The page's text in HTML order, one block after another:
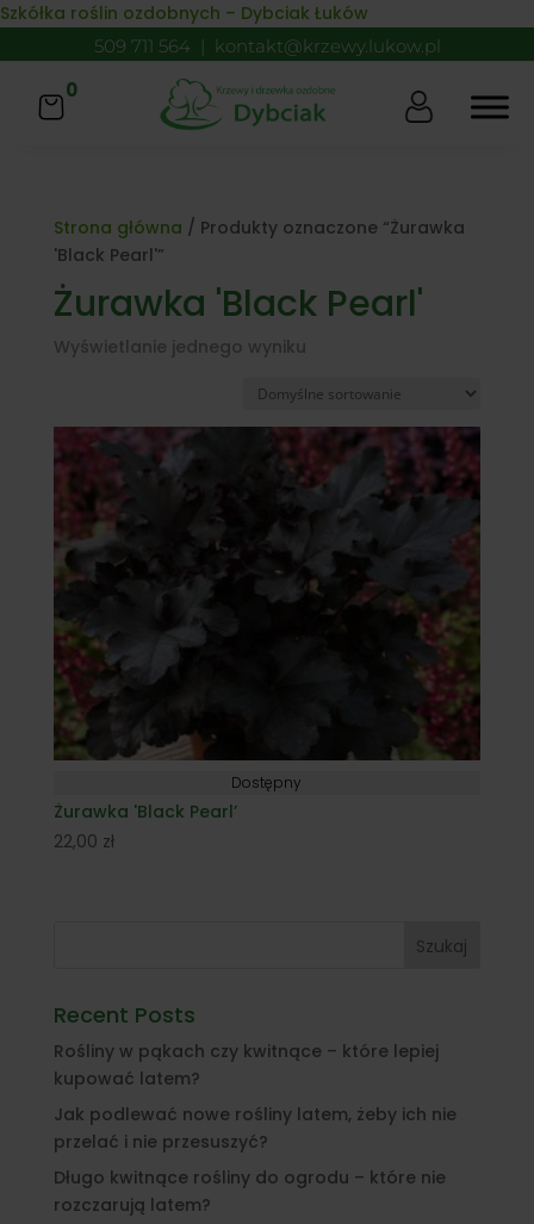
Skip to content
Szkółka roślin ozdobnych – Dybciak Łuków
509 711 564 | kontakt@krzewy.lukow.pl
0
Strona główna / Produkty oznaczone “Żurawka
'Black Pearl'”
Żurawka 'Black Pearl'
Wyświetlanie jednego wyniku
Dostępny
Żurawka 'Black Pearl’
22,00 zł
Szukaj
Recent Posts
Rośliny w pąkach czy kwitnące – które lepiej
kupować latem?
Jak podlewać nowe rośliny latem, żeby ich nie
przelać i nie przesuszyć?
Długo kwitnące rośliny do ogrodu – które nie
rozczarują latem?